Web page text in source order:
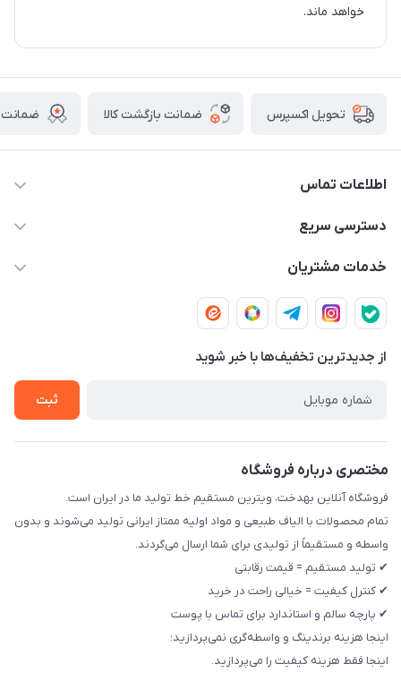
خواهد ماند.
تحویل اکسپرس ضمانت بازگشت کالا ضمانت
اطلاعات تماس
09022248486 ، 05132513838 ، 05132514848
چپ پلاک 12 مجتمع تولیدی رخت بهدخت ایرانیان
دسترسی سریع
حساب کاربری
تماس با ما
خدمات مشتریان
شرایط مرجوعی و تعویض
حریم خصوصی
راهنما
از جدید‌ترین تخفیف‌ها با‌ خبر شوید
ثبت
مختصری درباره فروشگاه
فروشگاه آنلاین بهدخت، ویترین مستقیم خط تولید ما در ایران است.
تمام محصولات با الیاف طبیعی و مواد اولیه ممتاز ایرانی تولید می‌شوند و بدون
واسطه و مستقیماً از تولیدی برای شما ارسال می‌گردند.
✔ تولید مستقیم = قیمت رقابتی
✔ کنترل کیفیت = خیالی راحت در خرید
✔ پارچه سالم و استاندارد برای تماس با پوست
اینجا هزینه برندینگ و واسطه‌گری نمی‌پردازید؛
اینجا فقط هزینه کیفیت را می‌پردازید.